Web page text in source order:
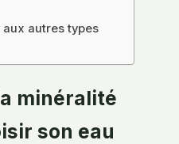
aux autres types
minéralité
son eau